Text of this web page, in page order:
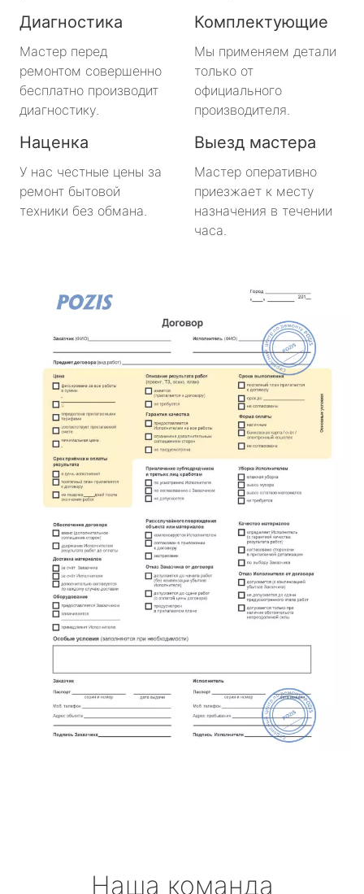
Диагностика
Мастер перед
ремонтом совершенно
бесплатно производит
диагностику.
Комплектующие
Мы применяем детали
только от
официального
производителя.
Наценка
У нас честные цены за
ремонт бытовой
техники без обмана.
Выезд мастера
Мастер оперативно
приезжает к месту
назначения в течении
часа.
Наша команда